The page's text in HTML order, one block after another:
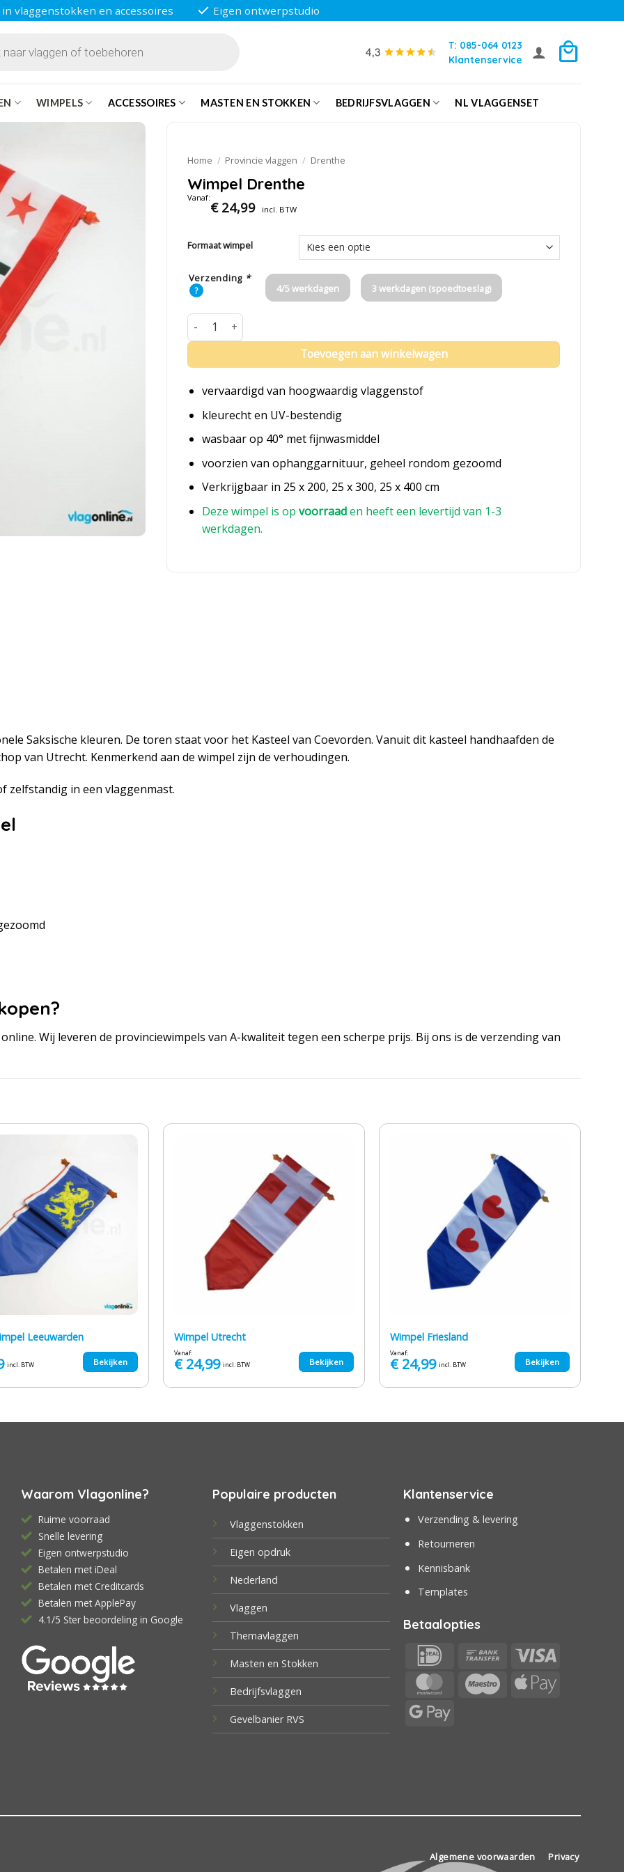
vlaggenstokken en accessoires Eigen ontwerpstudio
T: 085-064 0123
Klantenservice
WIMPELS ACCESSOIRES MASTEN EN STOKKEN BEDRIJFSVLAGGEN NL VLAGGENSET
Home / Provincie vlaggen / Drenthe
Wimpel Drenthe
Vanaf:
€24,99 incl. BTW
Formaat wimpel
Verzending *
? 4/5 werkdagen 3 werkdagen (spoedtoeslag)
Wimpel Drenthe aantal
Toevoegen aan winkelwagen
vervaardigd van hoogwaardig vlaggenstof
kleurecht en UV-bestendig
wasbaar op 40° met fijnwasmiddel
voorzien van ophanggarnituur, geheel rondom gezoomd
Verkrijgbaar in 25 x 200, 25 x 300, 25 x 400 cm
Deze wimpel is op voorraaden heeft een levertijd van 1-3
werkdagen.
Saksische kleuren. De toren staat voor het Kasteel van Coevorden. Vanuit dit kasteel handhaafden de
van Utrecht. Kenmerkend aan de wimpel zijn de verhoudingen.
zelfstandig in een vlaggenmast.
Wij leveren de provinciewimpels van A-kwaliteit tegen een scherpe prijs. Bij ons is de verzending van
Leeuwarden
incl. BTW Bekijken
Wimpel Utrecht
Vanaf:
€24,99 incl. BTW Bekijken
Wimpel Friesland
Vanaf:
€24,99 incl. BTW Bekijken
Waarom Vlagonline?
Ruime voorraad
Snelle levering
Eigen ontwerpstudio
Betalen met iDeal
Betalen met Creditcards
Betalen met ApplePay
4.1/5 Ster beoordeling in Google
Populaire producten
Vlaggenstokken
Eigen opdruk
Nederland
Vlaggen
Themavlaggen
Masten en Stokken
Bedrijfsvlaggen
Gevelbanier RVS
Klantenservice
Verzending & levering
Retourneren
Kennisbank
Templates
Betaalopties
IDeal
Bank
MasterCard Maestro Apple
Google
Algemene voorwaarden Privacy